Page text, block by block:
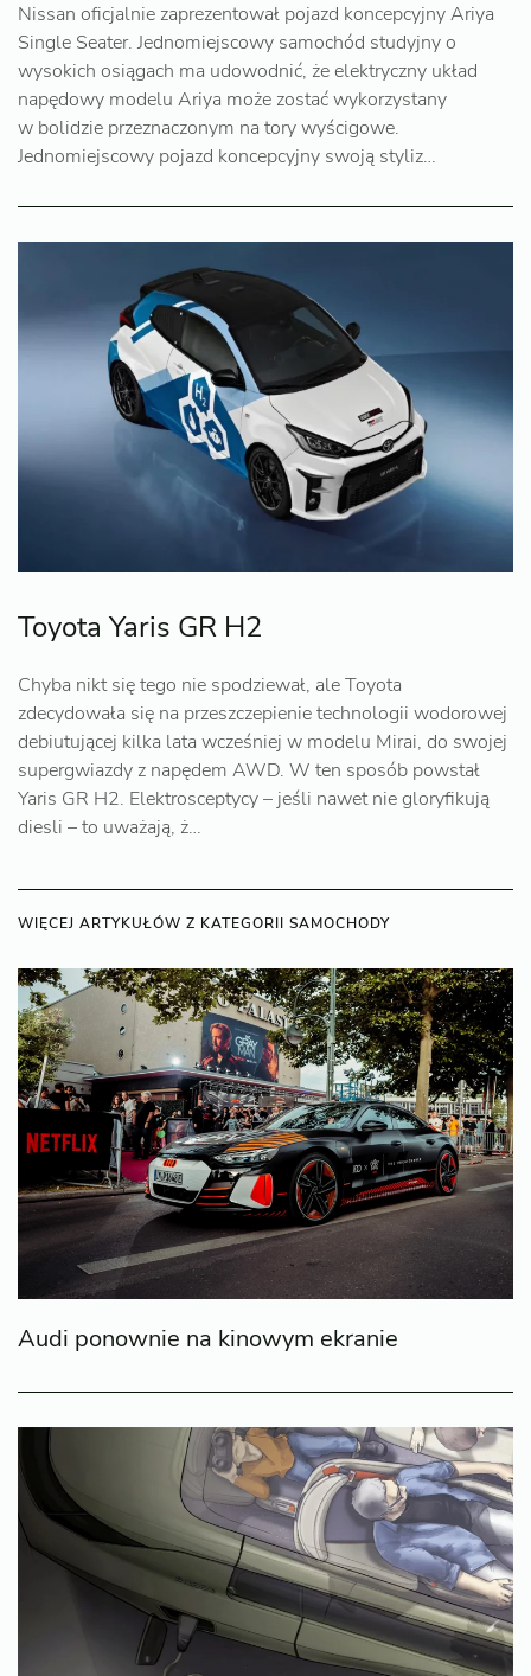
Nissan oficjalnie zaprezentował pojazd koncepcyjny Ariya
Single Seater. Jednomiejscowy samochód studyjny o
wysokich osiągach ma udowodnić, że elektryczny układ
napędowy modelu Ariya może zostać wykorzystany
w bolidzie przeznaczonym na tory wyścigowe.
Jednomiejscowy pojazd koncepcyjny swoją styliz…
Toyota Yaris GR H2
Chyba nikt się tego nie spodziewał, ale Toyota
zdecydowała się na przeszczepienie technologii wodorowej
debiutującej kilka lata wcześniej w modelu Mirai, do swojej
supergwiazdy z napędem AWD. W ten sposób powstał
Yaris GR H2. Elektrosceptycy – jeśli nawet nie gloryfikują
diesli – to uważają, ż…
WIĘCEJ ARTYKUŁÓW Z KATEGORII SAMOCHODY
Audi ponownie na kinowym ekranie